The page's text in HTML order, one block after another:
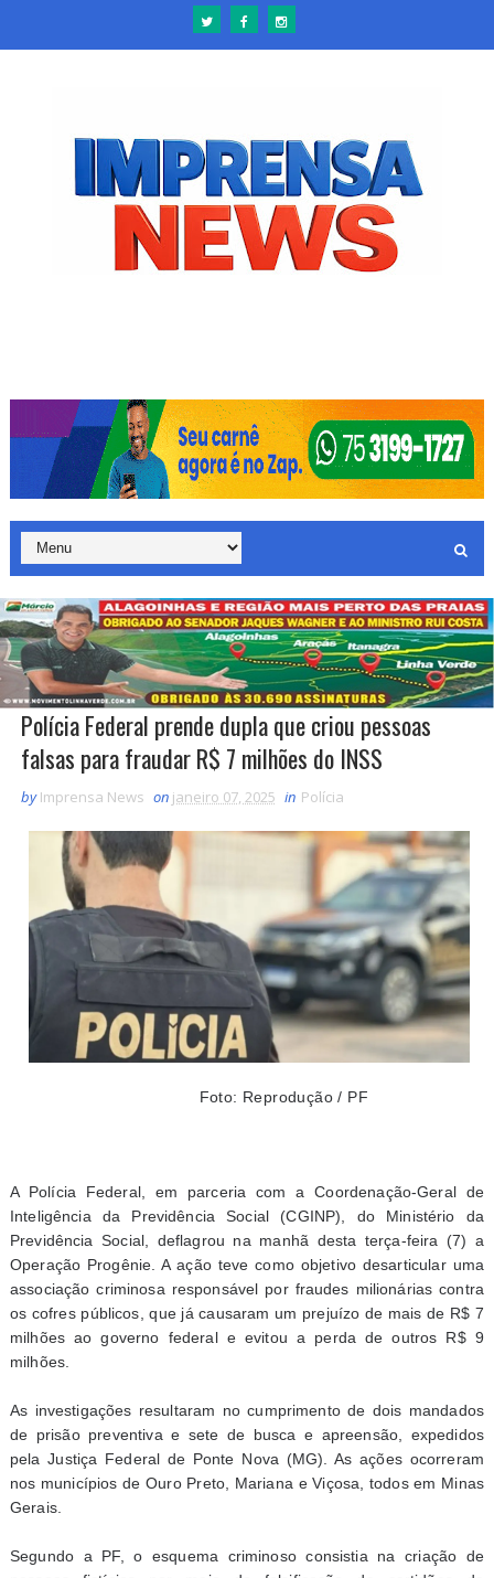
Polícia Federal prende dupla que criou pessoas
falsas para fraudar R$ 7 milhões do INSS
by Imprensa News on janeiro 07, 2025 in Polícia
Foto: Reprodução / PF
A Polícia Federal, em parceria com a Coordenação-Geral de
Inteligência da Previdência Social (CGINP), do Ministério da
Previdência Social, deflagrou na manhã desta terça-feira (7) a
Operação Progênie. A ação teve como objetivo desarticular uma
associação criminosa responsável por fraudes milionárias contra
os cofres públicos, que já causaram um prejuízo de mais de R$ 7
milhões ao governo federal e evitou a perda de outros R$ 9
milhões.
As investigações resultaram no cumprimento de dois mandados
de prisão preventiva e sete de busca e apreensão, expedidos
pela Justiça Federal de Ponte Nova (MG). As ações ocorreram
nos municípios de Ouro Preto, Mariana e Viçosa, todos em Minas
Gerais.
Segundo a PF, o esquema criminoso consistia na criação de